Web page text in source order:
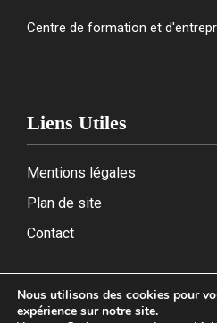
Centre de formation et
Liens Utiles
Mentions légales
Plan de site
Contact
2026
Nous utilisons des cookies pour
expérience sur notre site.